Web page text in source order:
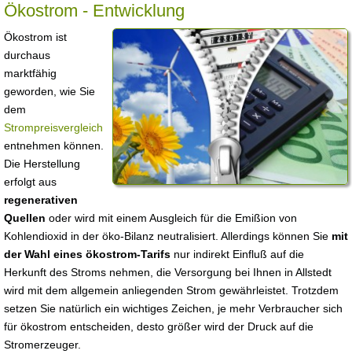
Ökostrom - Entwicklung
Ökostrom ist
durchaus
marktfähig
geworden, wie Sie
dem
Strompreisvergleich
entnehmen können.
Die Herstellung
erfolgt aus
regenerativen
Quellen oder wird mit einem Ausgleich für die Emißion von
Kohlendioxid in der öko-Bilanz neutralisiert. Allerdings können Sie mit
der Wahl eines ökostrom-Tarifs nur indirekt Einfluß auf die
Herkunft des Stroms nehmen, die Versorgung bei Ihnen in Allstedt
wird mit dem allgemein anliegenden Strom gewährleistet. Trotzdem
setzen Sie natürlich ein wichtiges Zeichen, je mehr Verbraucher sich
für ökostrom entscheiden, desto größer wird der Druck auf die
Stromerzeuger.